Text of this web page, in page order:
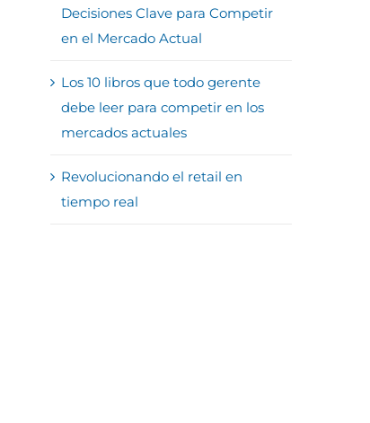
Decisiones Clave para Competir
en el Mercado Actual
Los 10 libros que todo gerente
debe leer para competir en los
mercados actuales
Revolucionando el retail en
tiempo real